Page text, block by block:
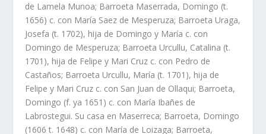
de Lamela Munoa; Barroeta Maserrada, Domingo (t.
1656) c. con Marí­a Saez de Mesperuza; Barroeta Uraga,
Josefa (t. 1702), hija de Domingo y Marí­a c. con
Domingo de Mesperuza; Barroeta Urcullu, Catalina (t.
1701), hija de Felipe y Mari Cruz c. con Pedro de
Castaños; Barroeta Urcullu, Marí­a (t. 1701), hija de
Felipe y Mari Cruz c. con San Juan de Ollaqui; Barroeta,
Domingo (f. ya 1651) c. con Marí­a Ibañes de
Labrostegui. Su casa en Maserreca; Barroeta, Domingo
(1606 t. 1648) c. con Marí­a de Loizaga; Barroeta,